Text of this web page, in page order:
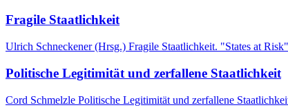
Fragile Staatlichkeit
Ulrich Schneckener (Hrsg.) Fragile Staatlichkeit. "States at
Politische Legitimität und zerfallene Staatlichkeit
Cord Schmelzle Politische Legitimität und zerfallene